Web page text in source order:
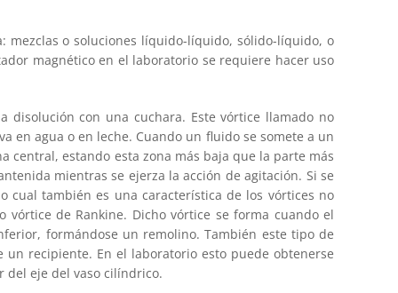
mezclas o soluciones líquido-líquido, sólido-líquido, o
magnético en el laboratorio se requiere hacer uso
disolución con una cuchara. Este vórtice llamado no
en agua o en leche. Cuando un fluido se somete a un
central, estando esta zona más baja que la parte más
mientras se ejerza la acción de agitación. Si se
también es una característica de los vórtices no
de Rankine. Dicho vórtice se forma cuando el
formándose un remolino. También este tipo de
recipiente. En el laboratorio esto puede obtenerse
del eje del vaso cilíndrico.